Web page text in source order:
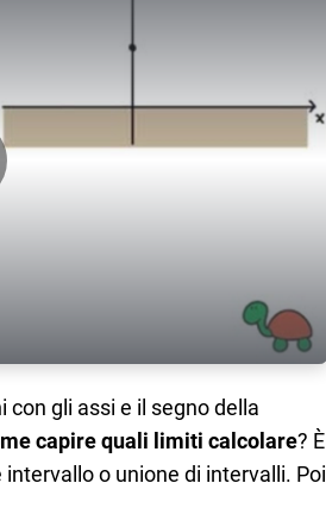
Video
gli assi e il segno della
capire quali limiti calcolare? È
o unione di intervalli. Poi